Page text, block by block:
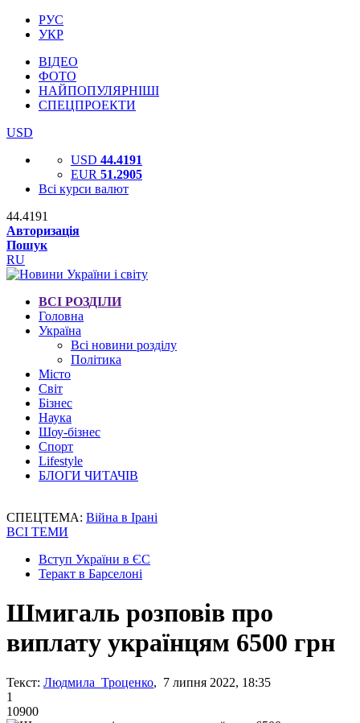
РУС
УКР
ВІДЕО
ФОТО
НАЙПОПУЛЯРНІШІ
СПЕЦПРОЕКТИ
USD
USD 44.4191
EUR 51.2905
Всі курси валют
44.4191
Авторизація
Пошук
RU
ВСІ РОЗДІЛИ
Головна
Україна
Всі новини розділу
Політика
Місто
Світ
Бізнес
Наука
Шоу-бізнес
Спорт
Lifestyle
БЛОГИ ЧИТАЧІВ
СПЕЦТЕМА: Війна в Ірані
ВСІ ТЕМИ
Вступ України в ЄС
Теракт в Барселоні
Шмигаль розповів про
виплату українцям 6500 грн
Текст: Людмила Троценко, 7 липня 2022, 18:35
1
10900